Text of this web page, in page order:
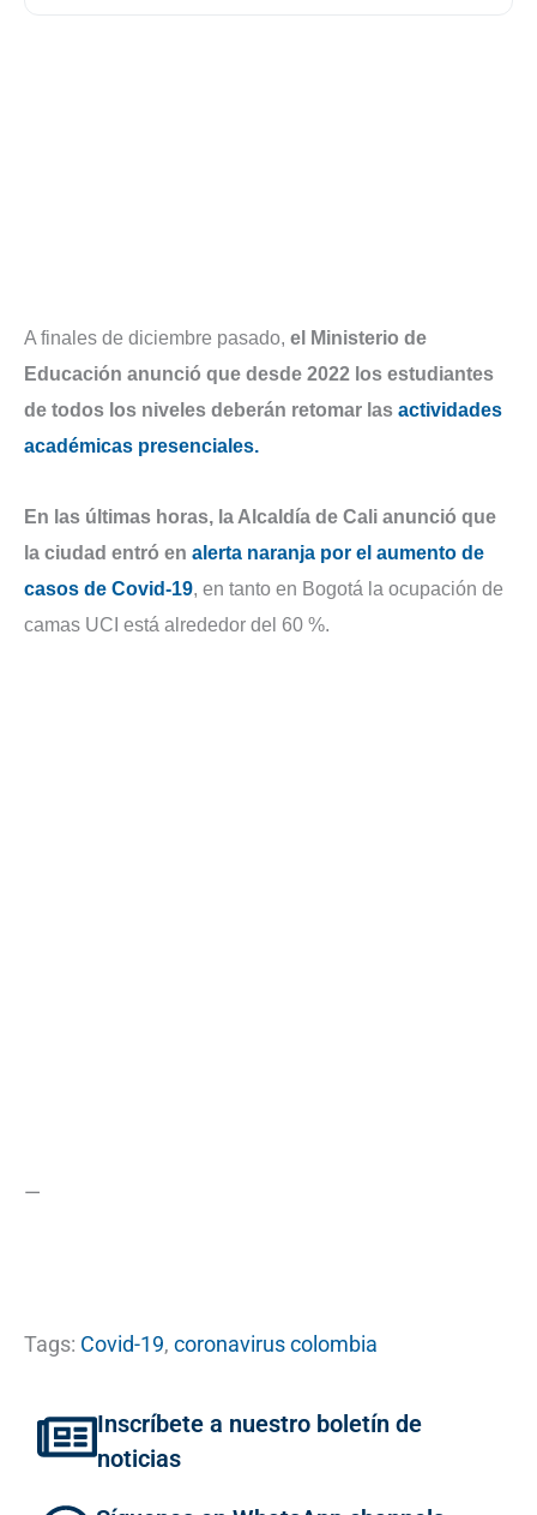
A finales de diciembre pasado, el Ministerio de
Educación anunció que desde 2022 los estudiantes
de todos los niveles deberán retomar las actividades
académicas presenciales.
En las últimas horas, la Alcaldía de Cali anunció que
la ciudad entró en alerta naranja por el aumento de
casos de Covid-19, en tanto en Bogotá la ocupación de
camas UCI está alrededor del 60 %.
—
Tags: Covid-19, coronavirus colombia
Inscríbete a nuestro boletín de
noticias